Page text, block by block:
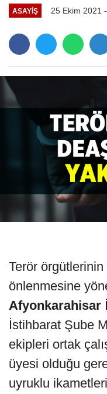
ASAYIŞ 25 Ekim 2021
Terör
önlenmesine
Afyonkarahisar
İstihbarat Şube
ekipleri ortak
üyesi olduğu
uyruklu